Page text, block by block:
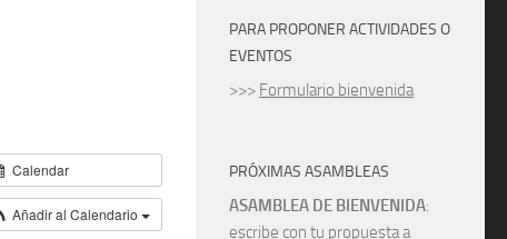
Calendar
Añadir al Calendario
PARA PROPONER ACTIVIDADES O
EVENTOS
>>> Formulario bienvenida
PRÓXIMAS ASAMBLEAS
ASAMBLEA DE BIENVENIDA:
escribe con tu propuesta a